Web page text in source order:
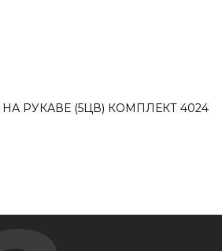
РУКАВЕ (5ЦВ) КОМПЛЕКТ 4024